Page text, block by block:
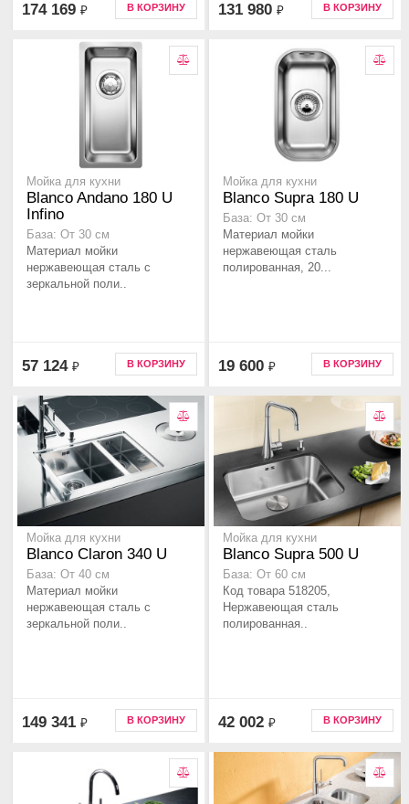
174 169 ₽ В КОРЗИНУ 131 980 ₽ В КОРЗИНУ
Мойка для кухни
Blanco Andano 180 U
Infino
База: От 30 см
Материал мойки
нержавеющая сталь с
зеркальной поли..
57 124 ₽ В КОРЗИНУ
Мойка для кухни
Blanco Supra 180 U
База: От 30 см
Материал мойки
нержавеющая сталь
полированная, 20...
19 600 ₽ В КОРЗИНУ
Мойка для кухни
Blanco Claron 340 U
База: От 40 см
Материал мойки
нержавеющая сталь с
зеркальной поли..
149 341 ₽ В КОРЗИНУ
Мойка для кухни
Blanco Supra 500 U
База: От 60 см
Код товара 518205,
Нержавеющая сталь
полированная..
42 002 ₽ В КОРЗИНУ